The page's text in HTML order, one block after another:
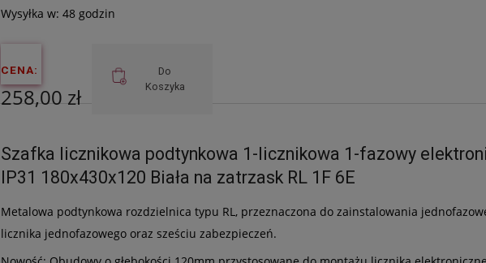
Wysyłka w: 48 godzin
CENA:
258,00 zł
209,76 zł
Do
Koszyka
Szafka licznikowa podtynkowa 1-licznikowa 1-fazowy
IP31 180x430x120 Biała na zatrzask RL 1F 6E
Metalowa podtynkowa rozdzielnica typu RL, przeznaczona do zainstalowania
licznika jednofazowego oraz sześciu zabezpieczeń.